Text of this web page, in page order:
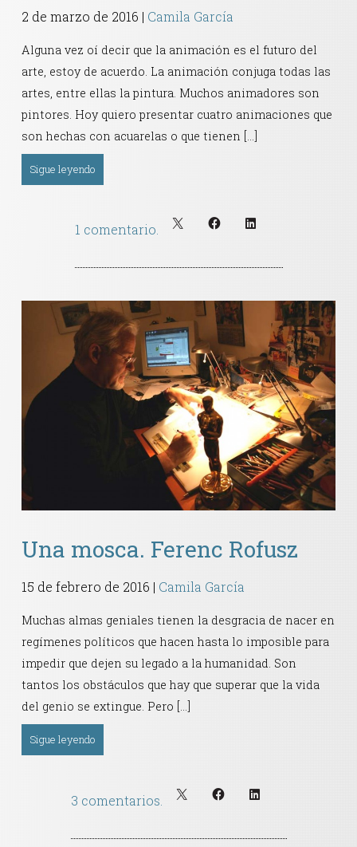
2 de marzo de 2016 | Camila García
Alguna vez oí decir que la animación es el futuro del
arte, estoy de acuerdo. La animación conjuga todas las
artes, entre ellas la pintura. Muchos animadores son
pintores. Hoy quiero presentar cuatro animaciones que
son hechas con acuarelas o que tienen […]
Sigue leyendo
1 comentario.
Una mosca. Ferenc Rofusz
15 de febrero de 2016 | Camila García
Muchas almas geniales tienen la desgracia de nacer en
regímenes políticos que hacen hasta lo imposible para
impedir que dejen su legado a la humanidad. Son
tantos los obstáculos que hay que superar que la vida
del genio se extingue. Pero […]
Sigue leyendo
3 comentarios.